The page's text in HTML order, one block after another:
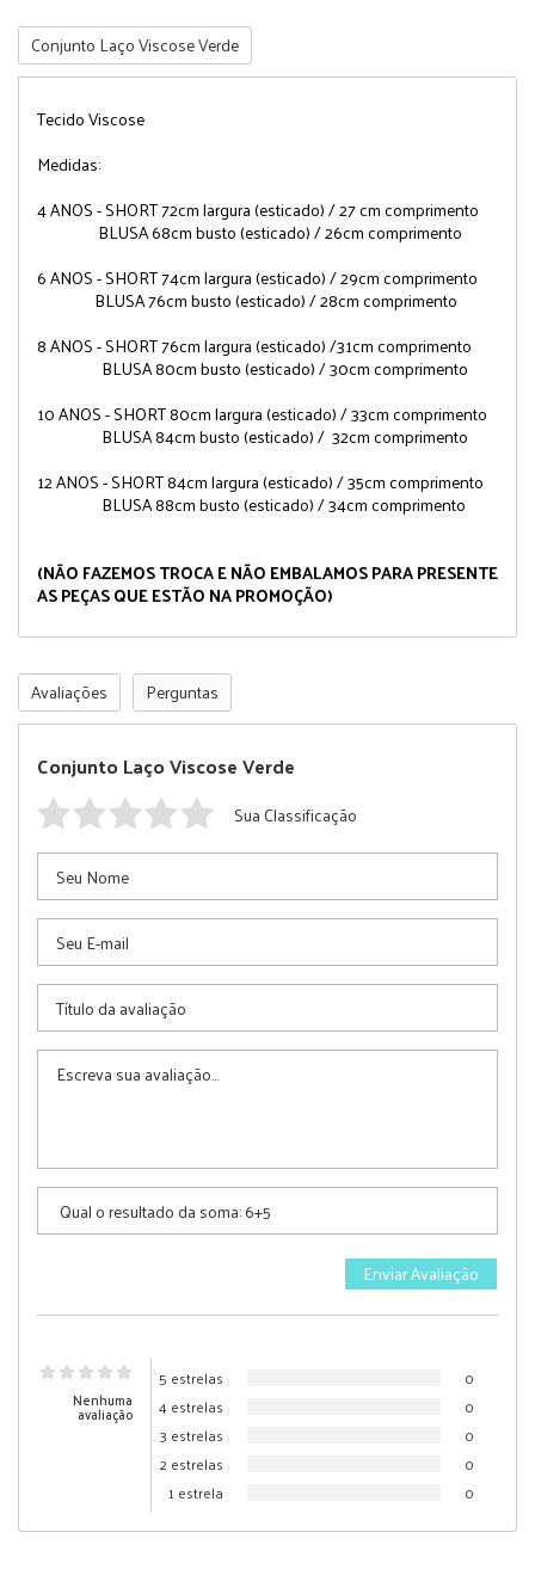
Conjunto Laço Viscose Verde
Tecido Viscose
Medidas:
4 ANOS - SHORT 72cm largura (esticado) / 27 cm comprimento
BLUSA 68cm busto (esticado) / 26cm comprimento
6 ANOS - SHORT 74cm largura (esticado) / 29cm comprimento
BLUSA 76cm busto (esticado) / 28cm comprimento
8 ANOS - SHORT 76cm largura (esticado) /31cm comprimento
BLUSA 80cm busto (esticado) / 30cm comprimento
10 ANOS - SHORT 80cm largura (esticado) / 33cm comprimento
BLUSA 84cm busto (esticado) / 32cm comprimento
12 ANOS - SHORT 84cm largura (esticado) / 35cm comprimento
BLUSA 88cm busto (esticado) / 34cm comprimento
(NÃO FAZEMOS TROCA E NÃO EMBALAMOS PARA PRESENTE
AS PEÇAS QUE ESTÃO NA PROMOÇÃO)
Avaliações Perguntas
Conjunto Laço Viscose Verde
Sua Classificação
Nenhuma
avaliação
5 estrelas
0
4 estrelas
0
3 estrelas
0
2 estrelas
0
1 estrela
0